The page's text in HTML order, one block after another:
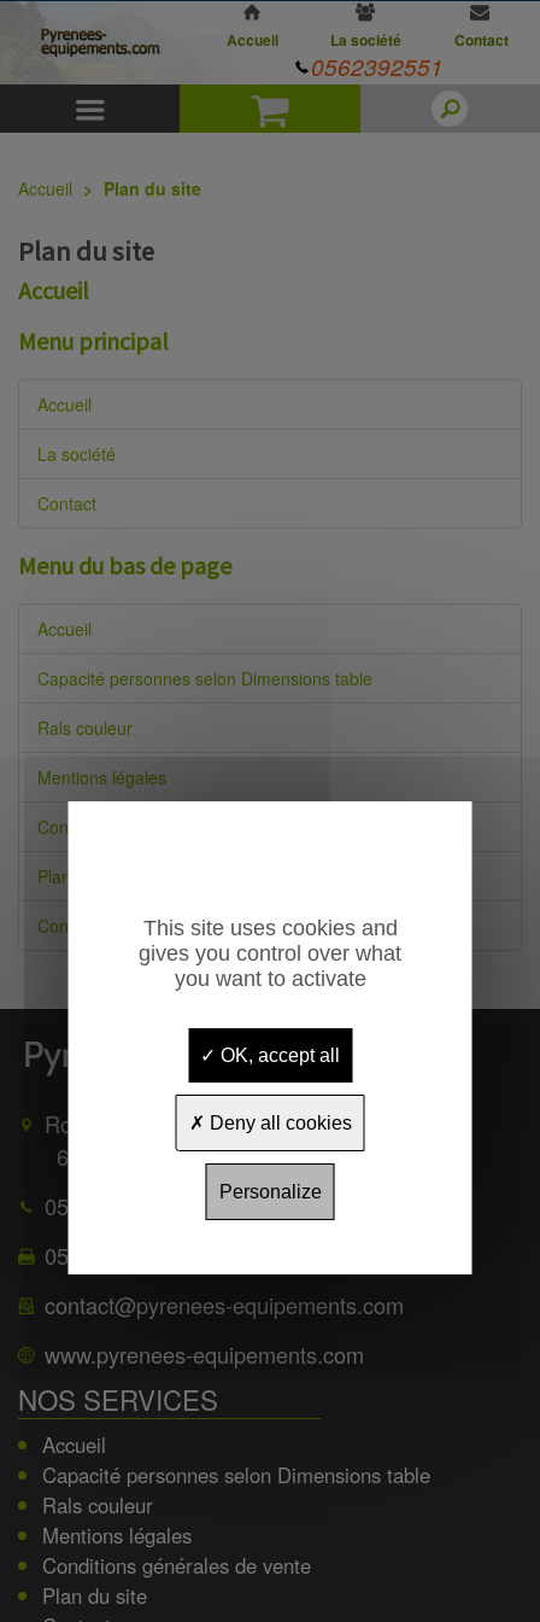
Panier
Accueil La société Contact
0562392551
Accueil Plan du site
Plan du site
Accueil
Menu principal
Accueil
La société
Contact
Menu du bas de page
Accueil
Capacité personnes selon Dimensions table
Rals couleur
Mentions légales
Conditions générales de vente
Plan du site
Contact
Route de Mauléon
65370
TROUBAT
05 62 39 25 51
05 62 39 22 55
contact@pyrenees-equipements.com
www.pyrenees-equipements.com
NOS SERVICES
Accueil
Capacité personnes selon Dimensions table
Rals couleur
Mentions légales
Conditions générales de vente
Plan du site
This site uses cookies and
gives you control over what
you want to activate
OK, accept all
Deny all cookies
Personalize